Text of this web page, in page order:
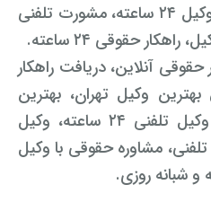
وکیل زن، مشورت تلفنی با وکیل ۲۴ ساعته، مشورت تلفنی
حقوقی ۲۴ ساعته
.
حقوقی آنلاین، دریافت راهکار
وکیل تهران، بهترین
وکیل تلفنی، وکیل تلفنی، وکیل تلفنی ۲۴ ساعته، وکیل
تلفنی، مشاوره حقوقی با وکیل